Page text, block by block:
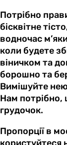
Потрібно
бісквітне
водночас
коли будете
віничком та
борошно та
Вимішуйте
Нам потрібно,
грудочок.
Пропорції в